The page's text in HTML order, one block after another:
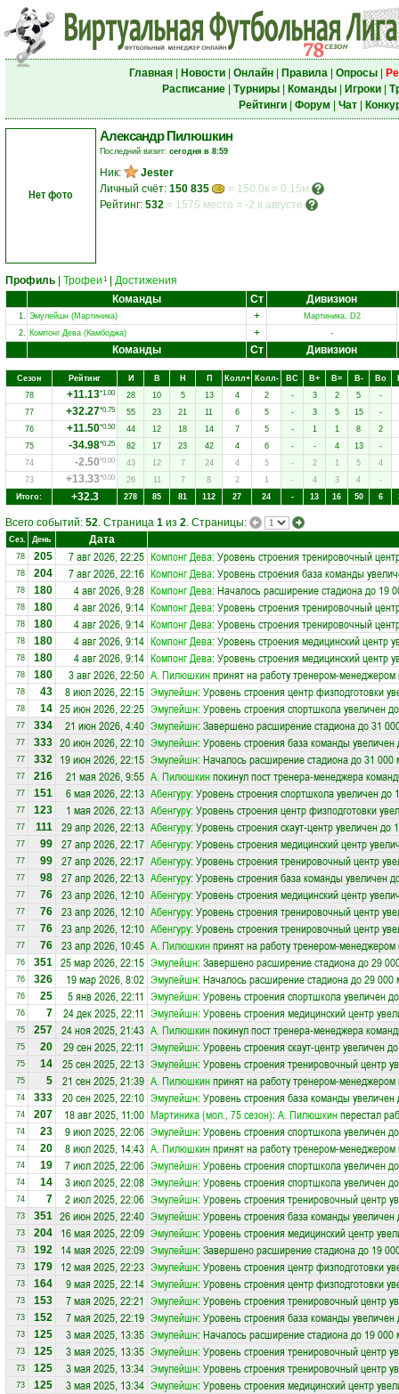
Главная| Новости| Онлайн| Правила| Опросы|
Расписание| Турниры| Команды| Игроки|
Рейтинги| Форум Чат|
Нет фото
Александр Пилюшкин
Последний визит: сегодня в 8:59
Ник:
Jester
Личный счёт: 150 835
= 150.0к = 0.15м
Рейтинг: 532 = 1575 место = -2 в августе
Профиль Трофеи 1
Достижения
Команды
Ст Дивизион
1. Эмулейшн (Мартиника) +
Мартиника, D2
2. Компонг Дева (Камбоджа) + -
Команды Ст Дивизион
Сезон Рейтинг И В Н П Колл+ Колл- ВC В+ В= В- Вo
78
+11.13*1.00 28 10 5 13 4 2 - 3 2 5
-
77
+32.27*0.75 55 23 21 11 6 5 - 3 5 15 -
76
+11.50*0.50 44 12 18 14 7 5 - 1 1 8
2
75
-34.98*0.25 82 17 23 42 4 6 - - 4 13 -
74
-2.50*0.00 43 12 7 24 4 5 - 2 1 5
4
73
+13.33*0.00 26 11 7 8 2 1 - 4 3 4
-
Итого:
+32.3 278 85 81 112 27 24 - 13 16 50 6
Всего событий: 52. Страница 1 из 2. Страницы:
Сез. День Дата
78 205 7 авг 2026, 22:25 Компонг Дева: Уровень строения тренировочный
78 204 7 авг 2026, 22:16 Компонг Дева: Уровень строения база команды
78 180 4 авг 2026, 9:28 Компонг Дева: Началось расширение стадиона до 19
78 180 4 авг 2026, 9:14 Компонг Дева: Уровень строения тренировочный
78 180 4 авг 2026, 9:14 Компонг Дева: Уровень строения тренировочный
78 180 4 авг 2026, 9:14 Компонг Дева: Уровень строения медицинский центр
78 180 4 авг 2026, 9:14 Компонг Дева: Уровень строения медицинский центр
78 180 3 авг 2026, 22:50 А. Пилюшкинпринят на работу тренером-
78 43 8 июл 2026, 22:15 Эмулейшн: Уровень строения центр физподготовки
78 14 25 июн 2026, 22:25 Эмулейшн: Уровень строения спортшкола увеличен
77 334 21 июн 2026, 4:40 Эмулейшн: Завершено расширение стадиона до 31
77 333 20 июн 2026, 22:10 Эмулейшн: Уровень строения база команды увеличен
77 332 19 июн 2026, 22:15 Эмулейшн: Началось расширение стадиона до 31 000
77 216 21 мая 2026, 9:55 А. Пилюшкинпокинул пост тренера-менеджера
77 151 6 мая 2026, 22:13 Абенгуру: Уровень строения спортшкола увеличен до
77 123 1 мая 2026, 22:13 Абенгуру: Уровень строения центр физподготовки
77 111 29 апр 2026, 22:13 Абенгуру: Уровень строения скаут-центр увеличен до
77 99 27 апр 2026, 22:17 Абенгуру: Уровень строения медицинский центр
77 99 27 апр 2026, 22:17 Абенгуру: Уровень строения тренировочный центр
77 98 27 апр 2026, 22:13 Абенгуру: Уровень строения база команды увеличен
77 76 23 апр 2026, 12:10 Абенгуру: Уровень строения медицинский центр
77 76 23 апр 2026, 12:10 Абенгуру: Уровень строения тренировочный центр
77 76 23 апр 2026, 12:10 Абенгуру: Уровень строения тренировочный центр
77 76 23 апр 2026, 10:45 А. Пилюшкинпринят на работу тренером-
76 351 25 мар 2026, 22:15 Эмулейшн: Завершено расширение стадиона до 29
76 326 19 мар 2026, 8:02 Эмулейшн: Началось расширение стадиона до 29 000
76 25 5 янв 2026, 22:11 Эмулейшн: Уровень строения спортшкола увеличен
76 7 24 дек 2025, 22:11 Эмулейшн: Уровень строения медицинский центр
75 257 24 ноя 2025, 21:43 А. Пилюшкинпокинул пост тренера-менеджера
75 20 29 сен 2025, 22:11 Эмулейшн: Уровень строения скаут-центр увеличен
75 14 25 сен 2025, 22:13 Эмулейшн: Уровень строения тренировочный центр
75 5 21 сен 2025, 21:39 А. Пилюшкинпринят на работу тренером-
74 333 20 сен 2025, 22:10 Эмулейшн: Уровень строения база команды увеличен
74 207 18 авг 2025, 11:00 Мартиника (мол., 75 сезон): А. Пилюшкинперестал
74 23 9 июл 2025, 22:06 Эмулейшн: Уровень строения спортшкола увеличен
74 20 8 июл 2025, 14:43 А. Пилюшкинпринят на работу тренером-
74 19 7 июл 2025, 22:06 Эмулейшн: Уровень строения спортшкола увеличен
74 14 3 июл 2025, 22:08 Эмулейшн: Уровень строения спортшкола увеличен
74 7 2 июл 2025, 22:06 Эмулейшн: Уровень строения тренировочный центр
73 351 26 июн 2025, 22:40 Эмулейшн: Уровень строения база команды увеличен
73 204 16 мая 2025, 22:09 Эмулейшн: Уровень строения медицинский центр
73 192 14 мая 2025, 22:09 Эмулейшн: Завершено расширение стадиона до 19
73 179 12 мая 2025, 22:23 Эмулейшн: Уровень строения центр физподготовки
73 164 9 мая 2025, 22:14 Эмулейшн: Уровень строения центр физподготовки
73 153 7 мая 2025, 22:21 Эмулейшн: Уровень строения тренировочный центр
73 152 7 мая 2025, 22:19 Эмулейшн: Уровень строения база команды увеличен
73 125 3 мая 2025, 13:35 Эмулейшн: Началось расширение стадиона до 19 000
73 125 3 мая 2025, 13:35 Эмулейшн: Уровень строения тренировочный центр
73 125 3 мая 2025, 13:34 Эмулейшн: Уровень строения тренировочный центр
73 125 3 мая 2025, 13:34 Эмулейшн: Уровень строения медицинский центр